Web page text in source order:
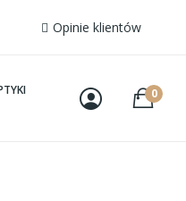
Opinie klientów
0